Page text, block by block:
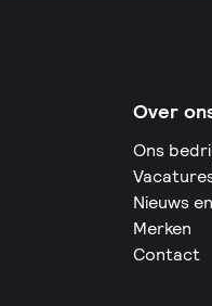
Over
Ons
Nieuws
Merken
Contact